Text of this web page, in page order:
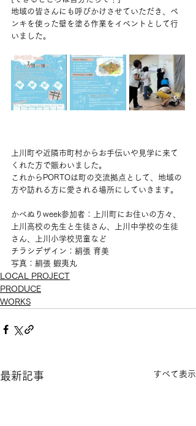
地域の皆さんにも呼びかけさせていただき、ペ
ンキを使った壁を塗る作業をイベントとして行
いました。
上川町や近隣市町村からお手伝いや見学に来て
くれた方で賑わいました。
これからPORTOは町の交流拠点として、地域の
方や訪れる方に愛される場所にしていきます。
かべぬりweek参加者：上川町にお住いの方々、
上川高校の先生と生徒さん、上川中学校の生徒
さん、上川小学校児童など
チラシデザイン：絹張 育美
写真：絹張 蝦夷丸
LOCAL PROJECT
PRODUCE
WORKS
最新記事 すべて表示